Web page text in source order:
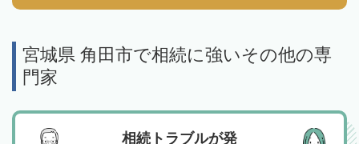
宮城県 角田市で相続に強いその他の専
門家
相続トラブルが発